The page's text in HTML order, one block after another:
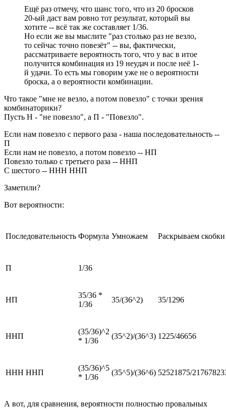
Ещё раз отмечу, что шанс того, что из 20 бросков
20-ый даст вам ровно тот результат, который вы
хотите -- всё так же составляет 1/36.
Но если же вы мыслите "раз столько раз не везло,
то сейчас точно повезёт" -- вы, фактически,
рассматриваете вероятность того, что у вас в итое
получится комбинация из 19 неудач и после неё 1-
й удачи. То есть мы говорим уже не о вероятности
броска, а о вероятности комбинации.
Что такое "мне не везло, а потом повезло" с точки зрения
комбинаторики?
Пусть Н - "не повезло", а П - "Повезло".
Если нам повезло с первого раза - наша последовательность --
П
Если нам не повезло, а потом повезло -- НП
Повезло только с третьего раза -- ННП
С шестого -- ННН ННП
Заметили?
Вот вероятности:
Последовательность Формула Умножаем Раскрываем скобки
П 1/36
НП
35/36 *
1/36
35/(36^2) 35/1296
ННП
(35/36)^2
* 1/36
(35^2)/(36^3) 1225/46656
ННН ННП
(35/36)^5
* 1/36
(35^5)/(36^6) 52521875/
А вот, для сравнения, вероятности полностью провальных